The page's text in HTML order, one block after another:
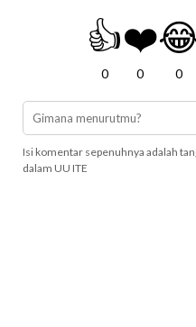
👍
0
❤️
0 0
Isi komentar sepenuhnya adalah
dalam UU ITE